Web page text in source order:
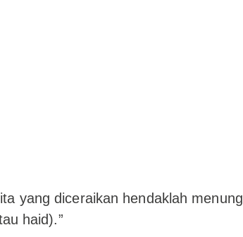
yang diceraikan hendaklah
haid).”